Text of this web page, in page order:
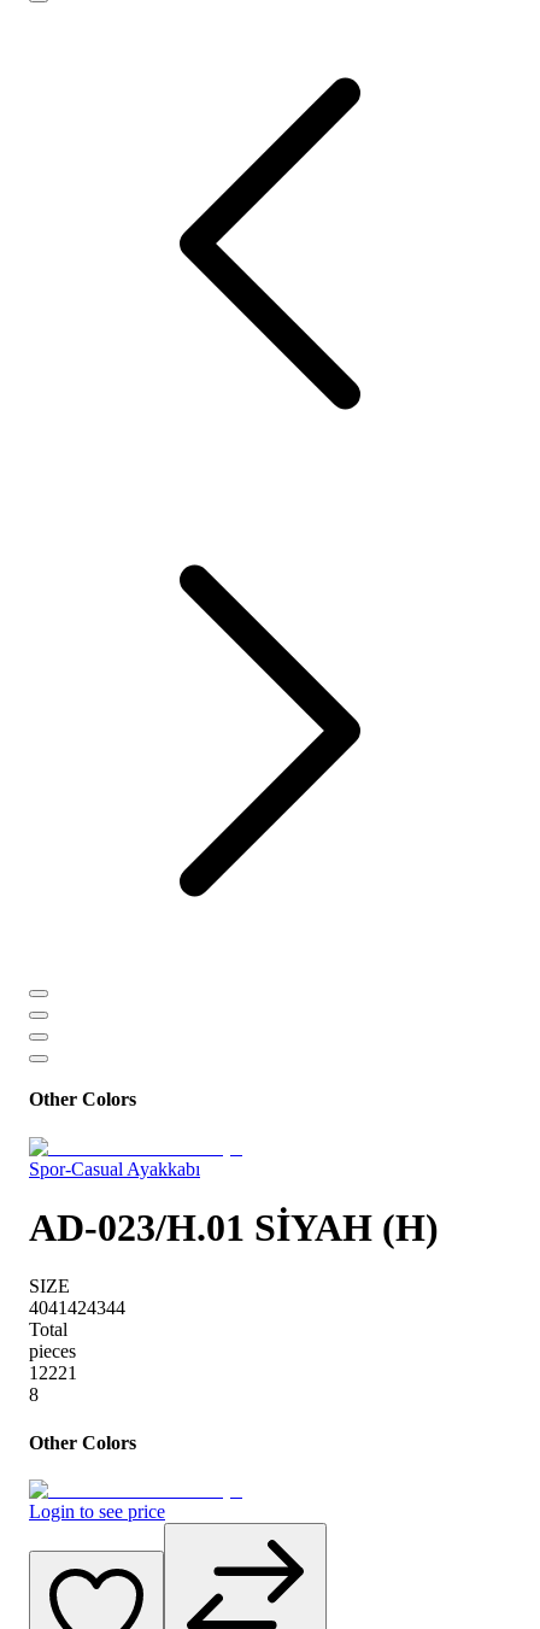
Other Colors
Spor-Casual Ayakkabı
AD-023/H.01 SİYAH (H)
SIZE
4041424344
Total
pieces
12221
8
Other Colors
Login to see price